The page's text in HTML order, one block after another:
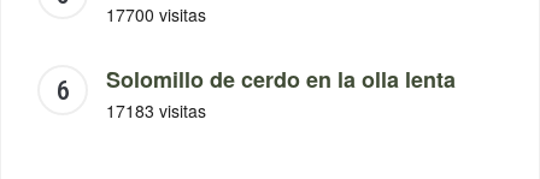
17700 visitas
Solomillo de cerdo en la olla lenta
17183 visitas